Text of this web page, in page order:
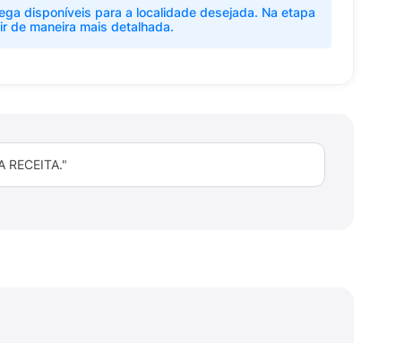
disponíveis para a localidade desejada. Na etapa
de maneira mais detalhada.
RECEITA."